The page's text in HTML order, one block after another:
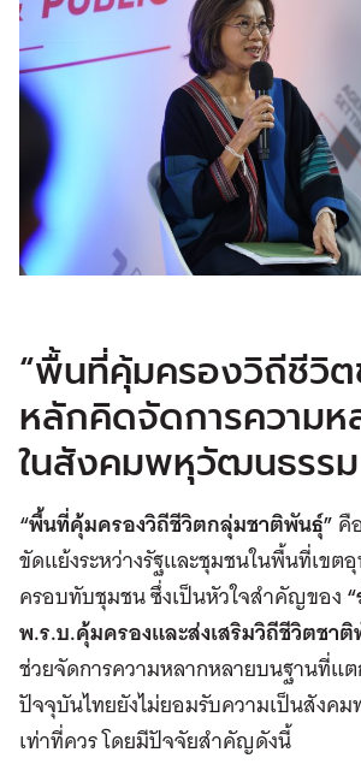
“พื้นที่คุ้มครองวิถีชีวิ
หลักคิดจัดการความห
ในสังคมพหุวัฒนธรรม
“พื้นที่คุ้มครองวิถีชีวิตกลุ่มชาติพันธุ์”คื
ขัดแย้งระหว่างรัฐและชุมชนในพื้นที่เขต
ครอบทับชุมชน ซึ่งเป็นหัวใจสำคัญของ“
พ.ร.บ.คุ้มครองและส่งเสริมวิถีชีวิตชา
ช่วยจัดการความหลากหลายบนฐานที่แต
ปัจจุบันไทยยังไม่ยอมรับความเป็นสังค
เท่าที่ควร โดยมีปัจจัยสำคัญดังนี้